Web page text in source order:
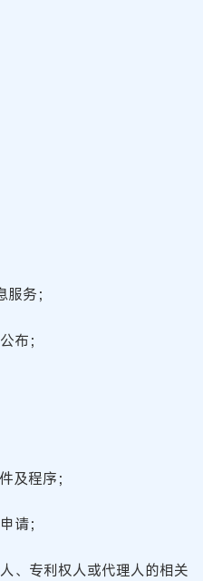
务；
布；
及程序；
请；
、专利权人或代理人的相关